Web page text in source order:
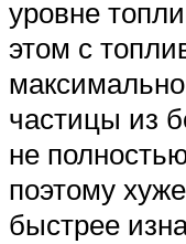
Меню
уровне
этом с
частицы из
не
поэтому
быстрее